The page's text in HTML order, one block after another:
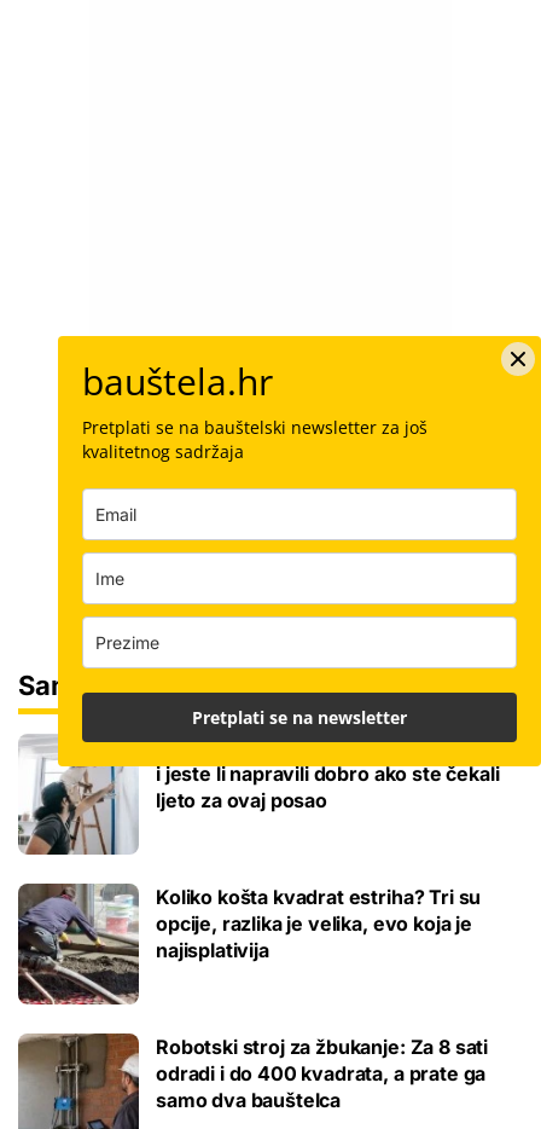
Sam svoj majstor
Ovo je cijena kvadrata krečenja, znamo
i jeste li napravili dobro ako ste čekali
ljeto za ovaj posao
Koliko košta kvadrat estriha? Tri su
opcije, razlika je velika, evo koja je
najisplativija
Robotski stroj za žbukanje: Za 8 sati
odradi i do 400 kvadrata, a prate ga
samo dva bauštelca
bauštela.hr
Pretplati se na bauštelski newsletter za još
kvalitetnog sadržaja
Pretplati se na newsletter